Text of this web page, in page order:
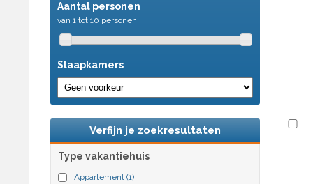
Aantal personen
van 1 tot 10 personen
Slaapkamers
Verfijn je zoekresultaten
Type vakantiehuis
Appartement (1)